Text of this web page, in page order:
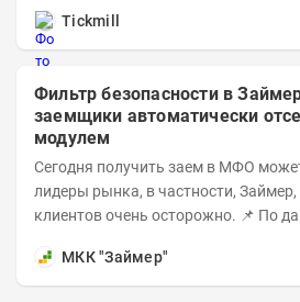
Tickmill
Фильтр безопасности в
заемщики автоматически
модулем
Сегодня получить заем в МФО
лидеры рынка, в частности, Займер,
клиентов очень осторожно. 📌 По данным с начала 2026
МКК "Займер"